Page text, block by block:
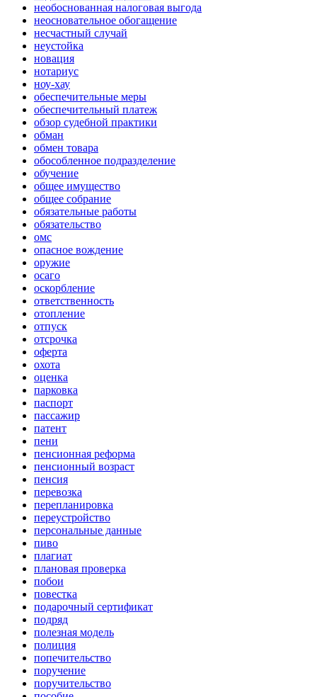
необоснованная налоговая выгода
неосновательное обогащение
несчастный случай
неустойка
новация
нотариус
ноу-хау
обеспечительные меры
обеспечительный платеж
обзор судебной практики
обман
обмен товара
обособленное подразделение
обучение
общее имущество
общее собрание
обязательные работы
обязательство
омс
опасное вождение
оружие
осаго
оскорбление
ответственность
отопление
отпуск
отсрочка
оферта
охота
оценка
парковка
паспорт
пассажир
патент
пени
пенсионная реформа
пенсионный возраст
пенсия
перевозка
перепланировка
переустройство
персональные данные
пиво
плагиат
плановая проверка
побои
повестка
подарочный сертификат
подряд
полезная модель
полиция
попечительство
поручение
поручительство